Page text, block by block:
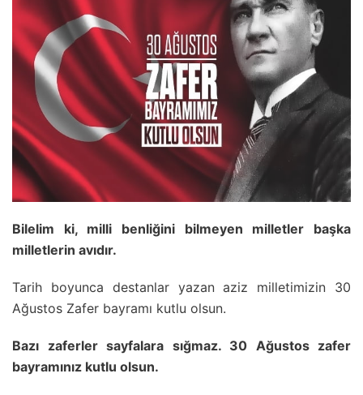
Bilelim ki, milli benliğini bilmeyen milletler başka
milletlerin avıdır.
Tarih boyunca destanlar yazan aziz milletimizin 30
Ağustos Zafer bayramı kutlu olsun.
Bazı zaferler sayfalara sığmaz. 30 Ağustos zafer
bayramınız kutlu olsun.